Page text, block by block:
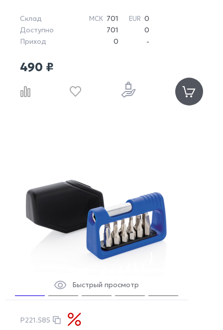
Склад МСК 701 EUR 0
Доступно
701
0
Приход
0 -
490 ₽
Быстрый просмотр
P221.585